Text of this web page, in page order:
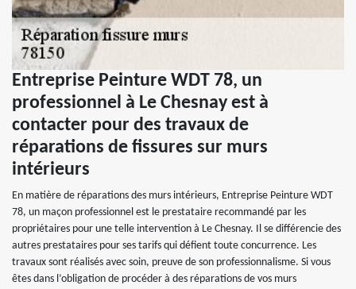
Entreprise Peinture WDT 78, un
professionnel à Le Chesnay est à
contacter pour des travaux de
réparations de fissures sur murs
intérieurs
En matière de réparations des murs intérieurs, Entreprise Peinture WDT
78, un maçon professionnel est le prestataire recommandé par les
propriétaires pour une telle intervention à Le Chesnay. Il se différencie des
autres prestataires pour ses tarifs qui défient toute concurrence. Les
travaux sont réalisés avec soin, preuve de son professionnalisme. Si vous
êtes dans l’obligation de procéder à des réparations de vos murs